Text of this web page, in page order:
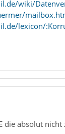
wiki/
lexicon/
die absolut